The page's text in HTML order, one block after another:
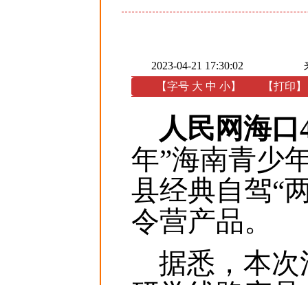
2023-04-21 17:30:02
【字号 大 中 小】 【打印 】
人民网海口
年”海南青少
县经典自驾“
令营产品。
据悉，本次